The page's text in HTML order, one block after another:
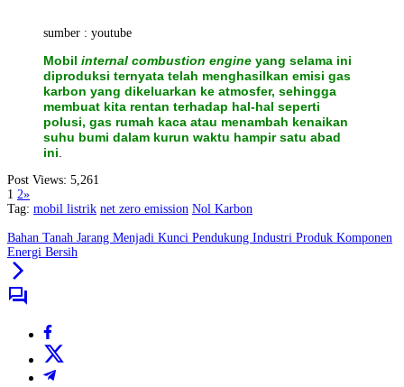
sumber : youtube
Mobil internal combustion engine yang selama ini
diproduksi ternyata telah menghasilkan emisi gas
karbon yang dikeluarkan ke atmosfer, sehingga
membuat kita rentan terhadap hal-hal seperti
polusi, gas rumah kaca atau menambah kenaikan
suhu bumi dalam kurun waktu hampir satu abad
ini.
Post Views: 5,261
1 2»
Tag: mobil listrik net zero emission Nol Karbon
Bahan Tanah Jarang Menjadi Kunci Pendukung Industri Produk Komponen
Energi Bersih